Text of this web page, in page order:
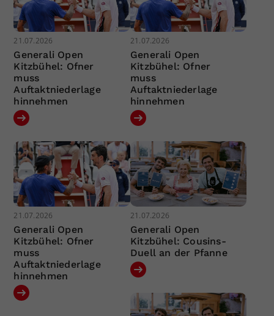
21.07.2026
Generali Open
Kitzbühel: Ofner
muss
Auftaktniederlage
hinnehmen
21.07.2026
Generali Open
Kitzbühel: Ofner
muss
Auftaktniederlage
hinnehmen
21.07.2026
Generali Open
Kitzbühel: Ofner
muss
Auftaktniederlage
hinnehmen
21.07.2026
Generali Open
Kitzbühel: Cousins-
Duell an der Pfanne